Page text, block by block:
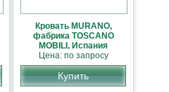
Кровать MURANO,
фабрика TOSCANO
MOBILI, Испания
СПЕЦПРЕДЛОЖЕНИЕ
Цена: по запросу
Купить